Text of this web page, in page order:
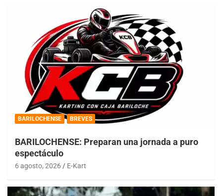
BARILOCHENSE BREVES
BARILOCHENSE: Preparan una jornada a puro
espectáculo
6 agosto, 2026 E-Kart